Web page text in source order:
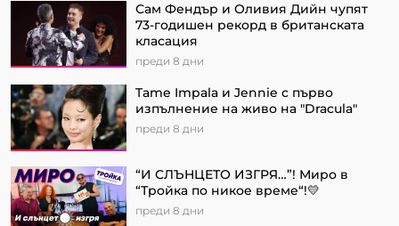
Сам Фендър и Оливия Дийн чупят
73-годишен рекорд в британската
класация
преди 8 дни
Tame Impala и Jennie с първо
изпълнение на живо на "Dracula"
преди 8 дни
“И СЛЪНЦЕТО ИЗГРЯ…”! Миро в
“Тройка по никое време“!💛
преди 8 дни